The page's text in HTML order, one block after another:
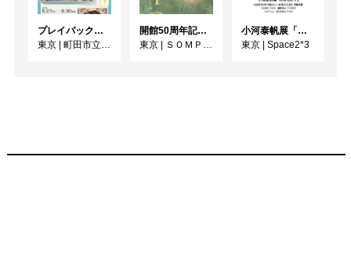
プレイバック！ミレニアム1991→2001 版画が／版画で越えた境界
東京
町田市立国際版画美術館
開館50周年記念 山口華楊展
東京
ＳＯＭＰＯ美術館
小河泰帆展「みなもにて」
東京
Space2*3